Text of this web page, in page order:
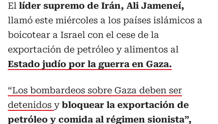
El líder supremo de Irán, Ali Jameneí,
llamó este miércoles a los países islámicos a
boicotear a Israel con el cese de la
exportación de petróleo y alimentos al
Estado judío por la guerra en Gaza.
“Los bombardeos sobre Gaza deben ser
detenidos ybloquear la exportación de
petróleo y comida al régimen sionista”,